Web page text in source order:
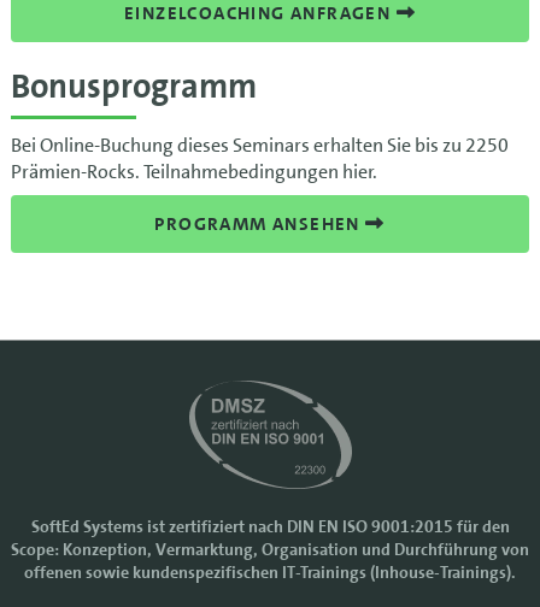
EINZELCOACHING ANFRAGEN
Bonusprogramm
Bei Online-Buchung dieses Seminars erhalten Sie bis zu 2250
Prämien-Rocks. Teilnahmebedingungen hier.
PROGRAMM ANSEHEN
SoftEd Systems ist zertifiziert nach DIN EN ISO 9001:2015 für den
Scope: Konzeption, Vermarktung, Organisation und Durchführung von
offenen sowie kundenspezifischen IT-Trainings (Inhouse-Trainings).
Cookie-Einstellungen